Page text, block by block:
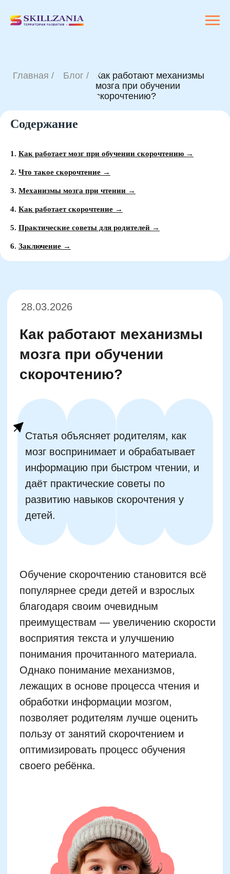
Содержание
1. Как работает мозг при обучении скорочтению →
2. Что такое скорочтение →
3. Механизмы мозга при чтении →
4. Как работает скорочтение →
5. Практические советы для родителей →
6. Заключение →
Статья объясняет родителям, как
информацию при быстром чтении, и
развитию навыков скорочтения у
мозга при обучении
Обучение скорочтению становится всё
популярнее среди детей и взрослых
благодаря своим очевидным
восприятия текста и улучшению
понимания прочитанного материала.
Однако понимание механизмов,
лежащих в основе процесса чтения и
обработки информации мозгом,
позволяет родителям лучше оценить
пользу от занятий скорочтением и
оптимизировать процесс обучения
своего ребёнка.
Механизмы мозга при
чтении: